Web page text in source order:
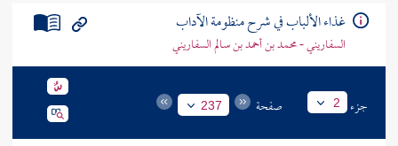
غذاء الألباب في شرح منظومة الآداب
السفاريني - محمد بن أحمد بن سالم السفاريني
جزء 2 صفحة 237